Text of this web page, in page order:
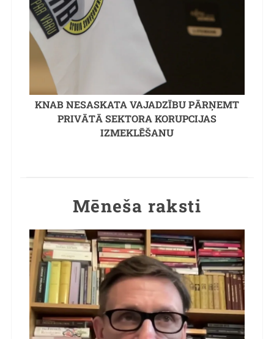
KNAB NESASKATA VAJADZĪBU PĀRŅEMT
PRIVĀTĀ SEKTORA KORUPCIJAS
IZMEKLĒŠANU
Mēneša raksti